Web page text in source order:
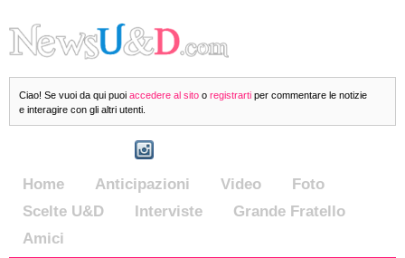
Ciao! Se vuoi da qui puoi accedere al sito o registrarti per commentare le notizie
e interagire con gli altri utenti.
Home Anticipazioni Video
Foto
Scelte U&D
Interviste
Grande Fratello
Amici